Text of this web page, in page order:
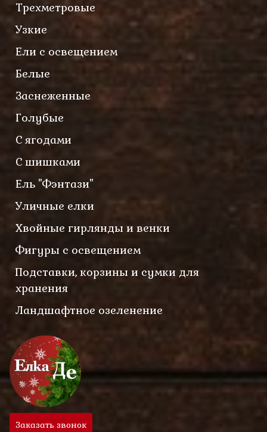
Трехметровые
Узкие
Ели с освещением
Белые
Заснеженные
Голубые
С ягодами
С шишками
Ель "Фэнтази"
Уличные елки
Хвойные гирлянды и венки
Фигуры с освещением
Подставки, корзины и сумки для
хранения
Ландшафтное озеленение
Заказать звонок